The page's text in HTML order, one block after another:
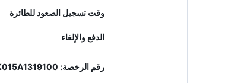
وقت تسجيل الصعود للطائرة
الدفع والإلغاء
رقم الرخصة: 1167K015A1319100